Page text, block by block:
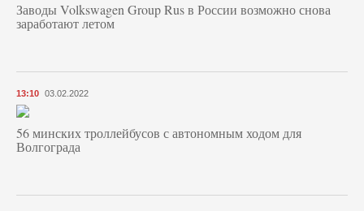
Заводы Volkswagen Group Rus в России возможно снова
заработают летом
13:10 03.02.2022
56 минских троллейбусов с автономным ходом для
Волгограда